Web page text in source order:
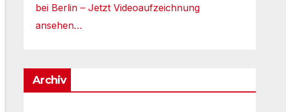
bei Berlin – Jetzt Videoaufzeichnung
ansehen…
Archiv